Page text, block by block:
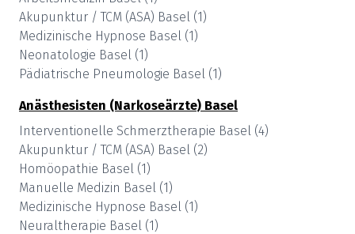
Akupunktur / TCM (ASA) Basel (1)
Medizinische Hypnose Basel (1)
Neonatologie Basel (1)
Pädiatrische Pneumologie Basel (1)
Anästhesisten (Narkoseärzte) Basel
Interventionelle Schmerztherapie Basel (4)
Akupunktur / TCM (ASA) Basel (2)
Homöopathie Basel (1)
Manuelle Medizin Basel (1)
Medizinische Hypnose Basel (1)
Neuraltherapie Basel (1)